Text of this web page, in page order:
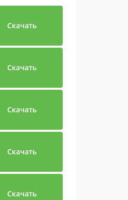
Скачать
Скачать
Скачать
Скачать
Скачать